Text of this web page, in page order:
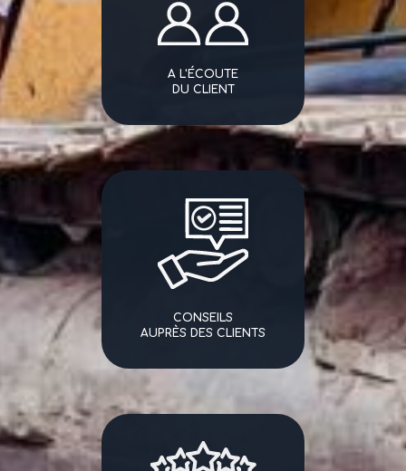
A L'ÉCOUTE
DU CLIENT
CONSEILS
AUPRÈS DES CLIENTS